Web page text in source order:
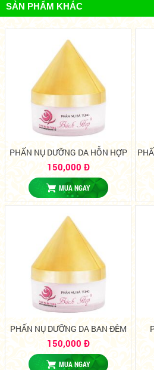
SẢN PHẨM KHÁC
PHẤN NỤ DƯỠNG DA HỖN HỢP
150,000 Đ
MUA NGAY
PHẤN NỤ DƯỠNG DA BAN ĐÊM
150,000 Đ
MUA NGAY